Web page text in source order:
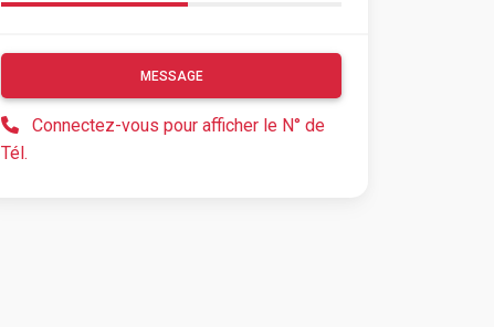
MESSAGE
Connectez-vous pour afficher le N° de
Tél.